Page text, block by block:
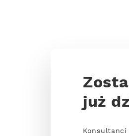
już
Konsultanci